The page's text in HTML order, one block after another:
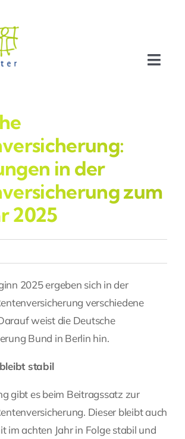
Kanzlei
in der
zum
2025
2025 ergeben sich in der
verschiedene
weist die Deutsche
Bund in Berlin hin.
stabil
gibt es beim Beitragssatz zur
Dieser bleibt auch
im achten Jahr in Folge stabil und